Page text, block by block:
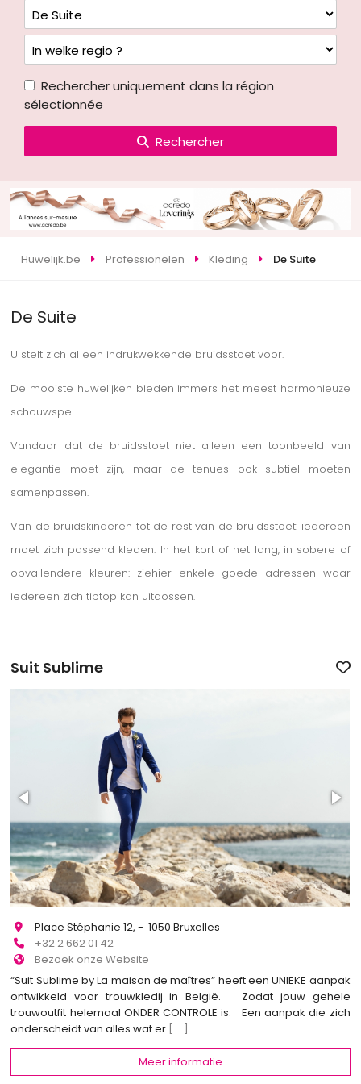
Rechercher uniquement dans la région
sélectionnée
Rechercher
Huwelijk.be Professionelen Kleding De Suite
De Suite
U stelt zich al een indrukwekkende bruidsstoet voor.
De mooiste huwelijken bieden immers het meest harmonieuze
schouwspel.
Vandaar dat de bruidsstoet niet alleen een toonbeeld van
elegantie moet zijn, maar de tenues ook subtiel moeten
samenpassen.
Van de bruidskinderen tot de rest van de bruidsstoet: iedereen
moet zich passend kleden. In het kort of het lang, in sobere of
opvallendere kleuren: ziehier enkele goede adressen waar
iedereen zich tiptop kan uitdossen.
Suit Sublime
Place Stéphanie 12, - 1050 Bruxelles
+32 2 662 01 42
Bezoek onze Website
“Suit Sublime by La maison de maîtres” heeft een UNIEKE aanpak
ontwikkeld voor trouwkledij in België. Zodat jouw gehele
trouwoutfit helemaal ONDER CONTROLE is. Een aanpak die zich
onderscheidt van alles wat er [...]
Meer informatie